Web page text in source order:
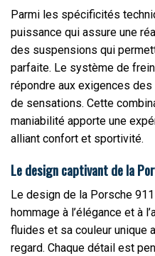
Parmi les spécificités
puissance qui assure une
des suspensions qui
parfaite. Le système de
répondre aux exigences
de sensations. Cette
maniabilité apporte une
alliant confort et sportivité.
Le design captivant de la
Le design de la Porsche
hommage à l’élégance et à
fluides et sa couleur unique
regard. Chaque détail est